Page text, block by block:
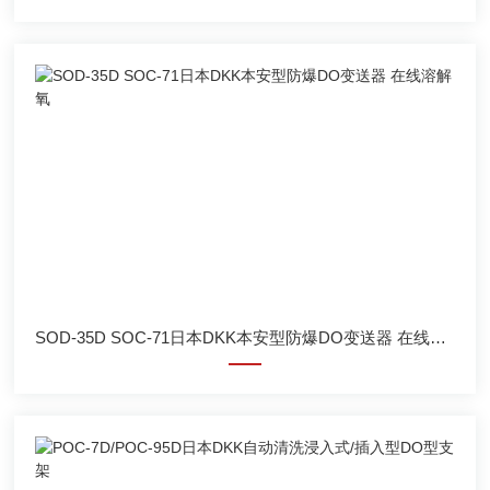
SOD-35D SOC-71日本DKK本安型防爆DO变送器 在线溶解氧